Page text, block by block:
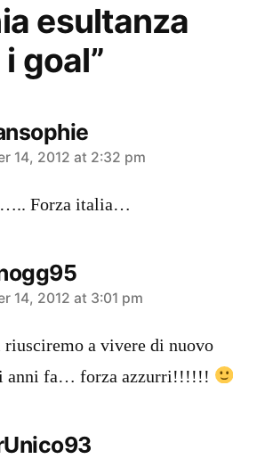
esultanza
goal”
14, 2012 at 2:32 pm
Forza italia…
14, 2012 at 3:01 pm
riusciremo a vivere di nuovo
anni fa… forza azzurri!!!!!!